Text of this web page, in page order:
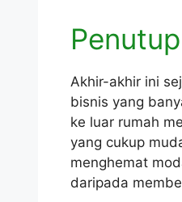
Penutup
Akhir-akhir ini
bisnis yang
ke luar rumah
yang cukup
menghemat
daripada